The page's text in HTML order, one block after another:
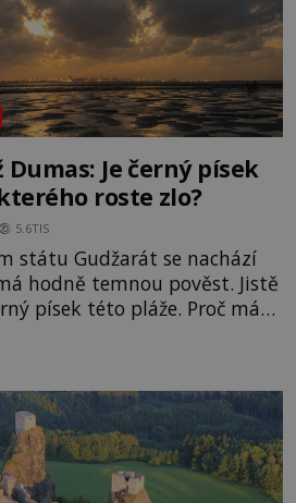
Je černý písek
roste zlo?
5.6TIS
státu Gudžarát se nachází
hodně temnou pověst. Jistě
písek této pláže. Proč má
Nakolik jsou
zde došlo k nevysvětlitelným
na pláž Dumas ve městě